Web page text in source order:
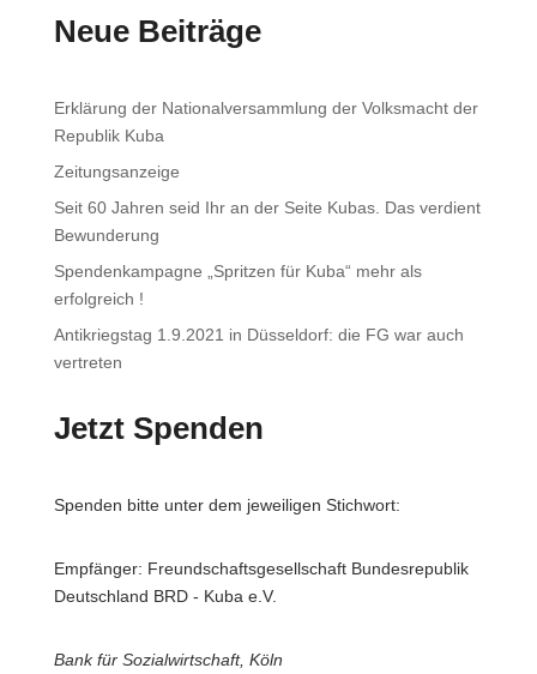
Neue Beiträge
Erklärung der Nationalversammlung der Volksmacht der
Republik Kuba
Zeitungsanzeige
Seit 60 Jahren seid Ihr an der Seite Kubas. Das verdient
Bewunderung
Spendenkampagne „Spritzen für Kuba“ mehr als
erfolgreich !
Antikriegstag 1.9.2021 in Düsseldorf: die FG war auch
vertreten
Jetzt Spenden
Spenden bitte unter dem jeweiligen Stichwort:
Empfänger: Freundschaftsgesellschaft Bundesrepublik
Deutschland BRD - Kuba e.V.
Bank für Sozialwirtschaft, Köln